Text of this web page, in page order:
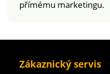
přímému marketingu.
Zákaznický servis